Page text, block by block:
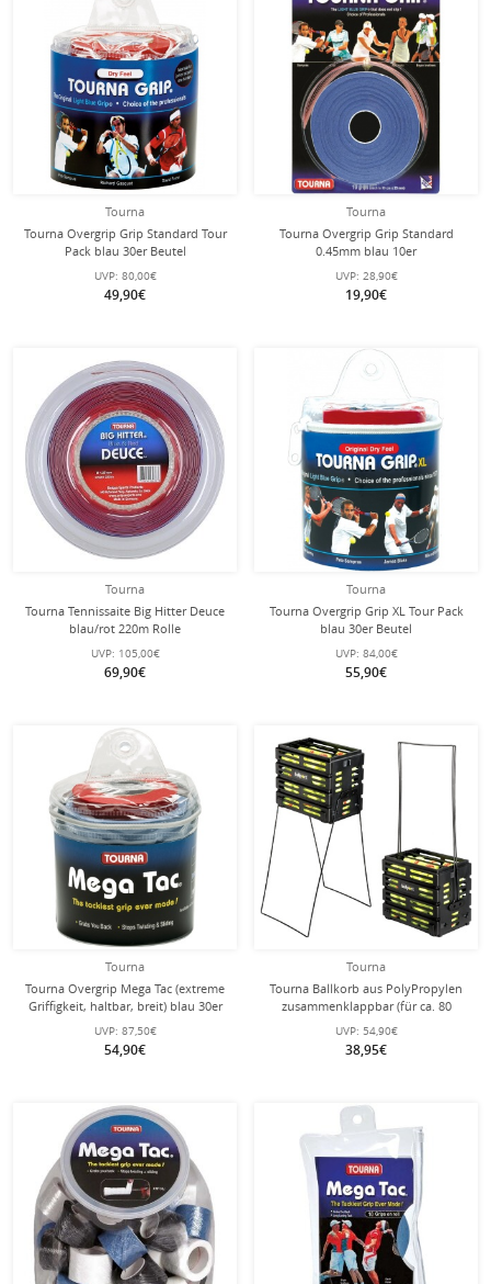
Tourna
Tourna Overgrip Grip Standard Tour
Pack blau 30er Beutel
UVP: 80,00€
49,90€
Tourna
Tourna Overgrip Grip Standard
0.45mm blau 10er
UVP: 28,90€
19,90€
Tourna
Tourna Tennissaite Big Hitter Deuce
blau/rot 220m Rolle
UVP: 105,00€
69,90€
Tourna
Tourna Overgrip Grip XL Tour Pack
blau 30er Beutel
UVP: 84,00€
55,90€
Tourna
Tourna Overgrip Mega Tac (extreme
Griffigkeit, haltbar, breit) blau 30er
Clip-Beutel
UVP: 87,50€
54,90€
Tourna
Tourna Ballkorb aus PolyPropylen
zusammenklappbar (für ca. 80
Tennisbälle)
UVP: 54,90€
38,95€